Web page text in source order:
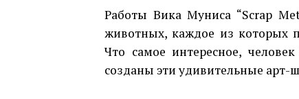
Работы Вика Муниса “Scrap
животных, каждое из которых
Что самое интересное,
созданы эти удивительные арт-